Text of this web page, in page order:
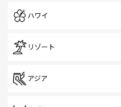
ハワイ
リゾート
アジア